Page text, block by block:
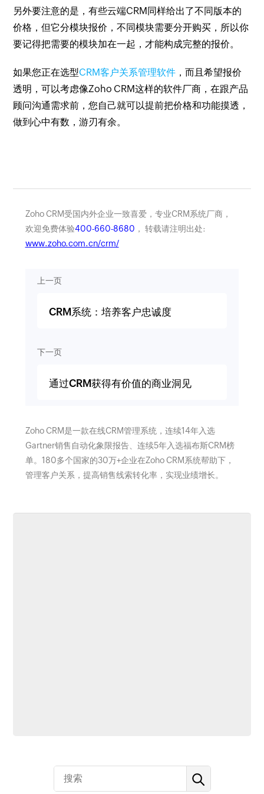
另外要注意的是，有些云端CRM同样给出了不同版本的
价格，但它分模块报价，不同模块需要分开购买，所以你
要记得把需要的模块加在一起，才能构成完整的报价。
如果您正在选型CRM客户关系管理软件 ，而且希望报价
透明，可以考虑像Zoho CRM这样的软件厂商，在跟产品
顾问沟通需求前，您自己就可以提前把价格和功能摸透，
做到心中有数，游刃有余。
Zoho CRM受国内外企业一致喜爱，专业CRM系统厂商，
欢迎免费体验400-660-8680 ， 转载请注明出处:
www.zoho.com.cn/crm/
上一页
CRM系统：培养客户忠诚度
下一页
通过CRM获得有价值的商业洞见
Zoho CRM是一款在线CRM管理系统，连续14年入选
Gartner销售自动化象限报告、连续5年入选福布斯CRM榜
单。180多个国家的30万+企业在Zoho CRM系统帮助下，
管理客户关系，提高销售线索转化率，实现业绩增长。